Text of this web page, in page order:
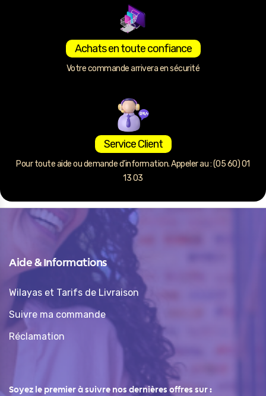
Achats en toute confiance
Votre commande arrivera en sécurité
Service Client
Pour toute aide ou demande d’information. Appeler au : (05 60) 01
13 03
Aide & Informations
Wilayas et Tarifs de Livraison
Suivre ma commande
Réclamation
Soyez le premier à suivre nos dernières offres sur :